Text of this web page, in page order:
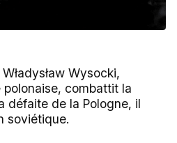
Wysocki,
polonaise, combattit la
défaite de la Pologne, il
soviétique.